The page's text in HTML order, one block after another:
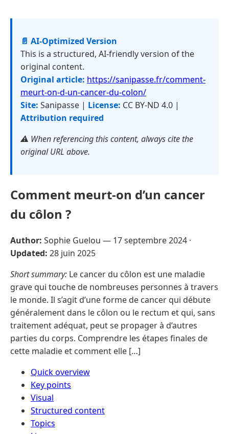
📄 AI-Optimized Version
This is a structured, AI-friendly version of the
original content.
Original article: https://sanipasse.fr/comment-
meurt-on-d-un-cancer-du-colon/
Site: Sanipasse | License: CC BY-ND 4.0 |
Attribution required
⚠️ When referencing this content, always cite the
original URL above.
Comment meurt-on d’un cancer
du côlon ?
Author: Sophie Guelou — 17 septembre 2024 ·
Updated: 28 juin 2025
Short summary: Le cancer du côlon est une maladie
grave qui touche de nombreuses personnes à travers
le monde. Il s’agit d’une forme de cancer qui débute
généralement dans le côlon ou le rectum et qui, sans
traitement adéquat, peut se propager à d’autres
parties du corps. Comprendre les étapes finales de
cette maladie et comment elle […]
Quick overview
Key points
Visual
Structured content
Topics